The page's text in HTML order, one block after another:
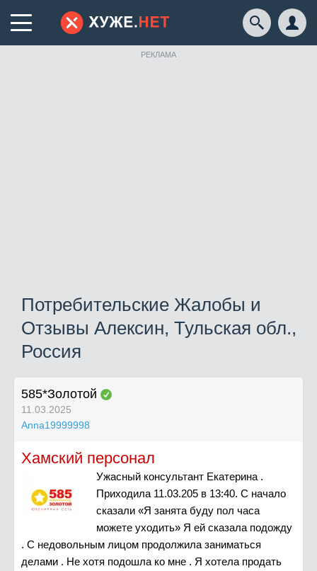
РЕКЛАМА
Потребительские Жалобы и
Отзывы Алексин, Тульская обл.,
Россия
585*Золотой
11.03.2025
Anna19999998
Хамский персонал
Ужасный консультант Екатерина .
Приходила 11.03.205 в 13:40. С начало
сказали «Я занята буду пол часа
можете уходить» Я ей сказала подожду
. С недовольным лицом продолжила заниматься
делами . Не хотя подошла ко мне . Я хотела продать